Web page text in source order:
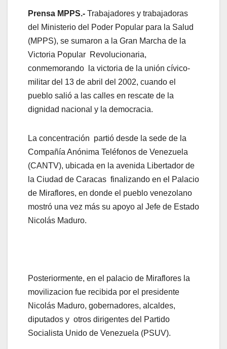
Prensa MPPS.- Trabajadores y trabajadoras
del Ministerio del Poder Popular para la Salud
(MPPS), se sumaron a la Gran Marcha de la
Victoria Popular Revolucionaria,
conmemorando la victoria de la unión cívico-
militar del 13 de abril del 2002, cuando el
pueblo salió a las calles en rescate de la
dignidad nacional y la democracia.
La concentración partió desde la sede de la
Compañía Anónima Teléfonos de Venezuela
(CANTV), ubicada en la avenida Libertador de
la Ciudad de Caracas finalizando en el Palacio
de Miraflores, en donde el pueblo venezolano
mostró una vez más su apoyo al Jefe de Estado
Nicolás Maduro.
Posteriormente, en el palacio de Miraflores la
movilizacion fue recibida por el presidente
Nicolás Maduro, gobernadores, alcaldes,
diputados y otros dirigentes del Partido
Socialista Unido de Venezuela (PSUV).